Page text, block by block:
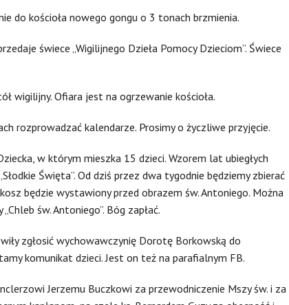
do kościoła nowego gongu o 3 tonach brzmienia.
świece „Wigilijnego Dzieła Pomocy Dzieciom”. Świece
wigilijny. Ofiara jest na ogrzewanie kościoła.
rozprowadzać kalendarze. Prosimy o życzliwe przyjęcie.
w którym mieszka 15 dzieci. Wzorem lat ubiegłych
Święta”. Od dziś przez dwa tygodnie będziemy zbierać
będzie wystawiony przed obrazem św. Antoniego. Można
św. Antoniego”. Bóg zapłać.
zgłosić wychowawczynię Dorotę Borkowską do
komunikat dzieci. Jest on też na parafialnym FB.
Jerzemu Buczkowi za przewodniczenie Mszy św. i za